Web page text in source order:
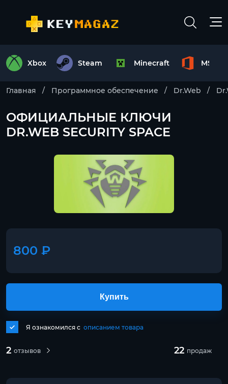
Xbox Steam Minecraft MS
Главная Программное обеспечение Dr.Web
ОФИЦИАЛЬНЫЕ КЛЮЧИ
DR.WEB SECURITY SPACE
800 ₽
2 отзывов 22 продаж
Я ознакомился с описанием товара
Купить